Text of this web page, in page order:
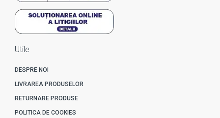
Utile
DESPRE NOI
LIVRAREA PRODUSELOR
RETURNARE PRODUSE
POLITICA DE COOKIES